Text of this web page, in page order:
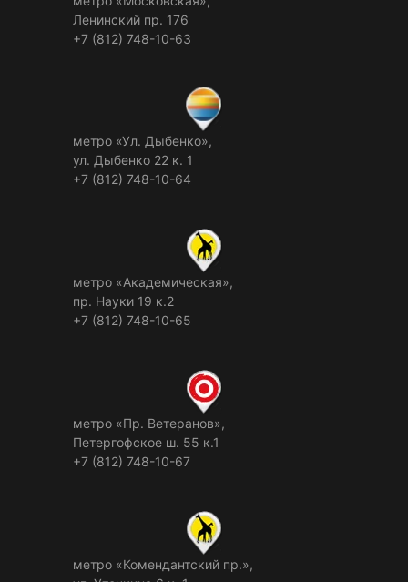
Ленинский пр. 176
+7 (812) 748-10-63
метро «Ул. Дыбенко»,
ул. Дыбенко 22 к. 1
+7 (812) 748-10-64
метро «Академическая»,
пр. Науки 19 к.2
+7 (812) 748-10-65
метро «Пр. Ветеранов»,
Петергофское ш. 55 к.1
+7 (812) 748-10-67
метро «Комендантский пр.»,